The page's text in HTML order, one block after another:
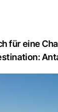
für eine